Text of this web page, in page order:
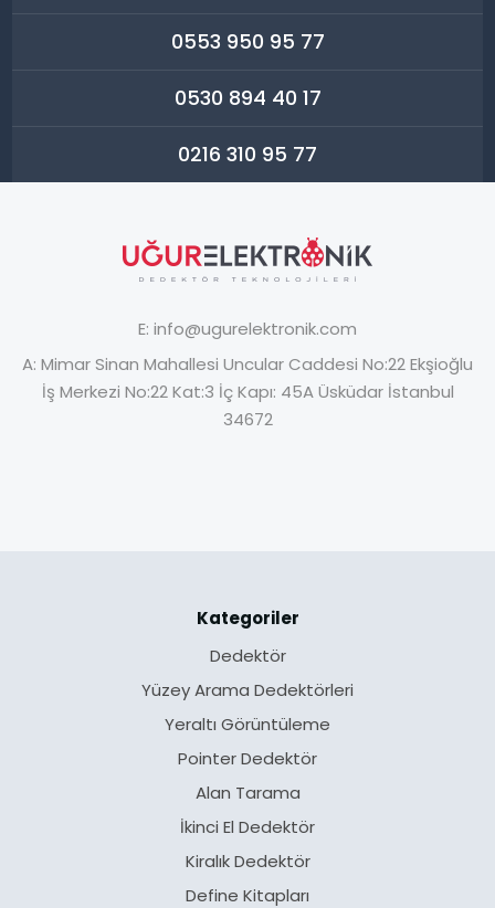
0553 950 95 77
0530 894 40 17
0216 310 95 77
E: info@ugurelektronik.com
A: Mimar Sinan Mahallesi Uncular Caddesi No:22 Ekşioğlu
İş Merkezi No:22 Kat:3 İç Kapı: 45A Üsküdar İstanbul
34672
Kategoriler
Dedektör
Yüzey Arama Dedektörleri
Yeraltı Görüntüleme
Pointer Dedektör
Alan Tarama
İkinci El Dedektör
Kiralık Dedektör
Define Kitapları